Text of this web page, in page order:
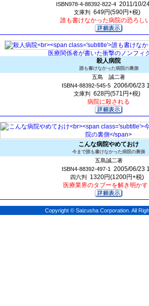
ISBN978-4-88392-822-42011/10/
文庫判
649円(590円+税)
誰も書けなかった病院の恐ろし
医療関係者が書いた衝撃のノンフィ
殺人病院
誰も書けなかった病院の裏側
五島 誠二著
ISBN4-88392-545-5 2006/06/23
文庫判
628円(571円+税)
病院に殺される
こんな病院やめておけ
今まで誰も書けなかった病院の裏側
五島誠二著
ISBN4-88392-497-1 2005/06/23
四六判
1320円(1200円+税)
医療業界のタブーを解き明かす
Copyright © Saizusha Corporation. All